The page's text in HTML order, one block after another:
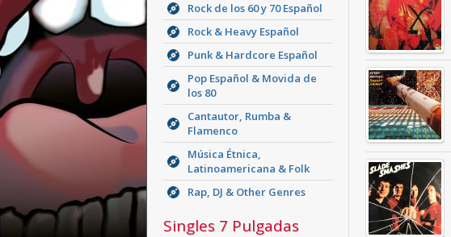
Rock de los 60 y 70 Español
Rock & Heavy Español
Punk & Hardcore Español
Pop Español & Movida de
los 80
Cantautor, Rumba &
Flamenco
Música Étnica,
Latinoamericana & Folk
Rap, DJ & Other Genres
Singles 7 Pulgadas